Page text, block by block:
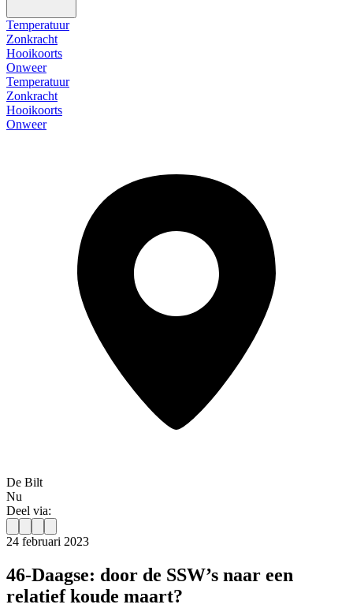
Temperatuur
Zonkracht
Hooikoorts
Onweer
Temperatuur
Zonkracht
Hooikoorts
Onweer
De Bilt
Nu
Deel via:
24 februari 2023
46-Daagse: door de SSW’s naar een
relatief koude maart?